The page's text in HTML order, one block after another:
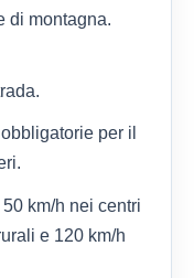
di montagna.
per il
km/h nei centri
e 120 km/h